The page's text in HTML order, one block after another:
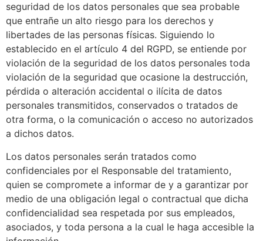
seguridad de los datos personales que sea probable
que entrañe un alto riesgo para los derechos y
libertades de las personas físicas. Siguiendo lo
establecido en el artículo 4 del RGPD, se entiende por
violación de la seguridad de los datos personales toda
violación de la seguridad que ocasione la destrucción,
pérdida o alteración accidental o ilícita de datos
personales transmitidos, conservados o tratados de
otra forma, o la comunicación o acceso no autorizados
a dichos datos.
Los datos personales serán tratados como
confidenciales por el Responsable del tratamiento,
quien se compromete a informar de y a garantizar por
medio de una obligación legal o contractual que dicha
confidencialidad sea respetada por sus empleados,
asociados, y toda persona a la cual le haga accesible la